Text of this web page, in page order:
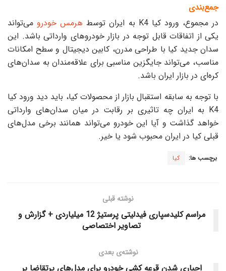
جمع‌بندی
در مجموع، ورود کیا K4 به ایران توسط
هرمس خودرو می‌تواند
یکی از اتفاقات قابل توجه در بازار خودروهای وارداتی باشد. این
سدان جدید کیا با طراحی مدرن، کابین دیجیتال و سطح امکانات
مناسب، می‌تواند جایگزین مناسبی برای علاقه‌مندان به سدان‌های
کره‌ای در بازار ایران باشد.
با توجه به سابقه استقبال بازار از محصولات کیا، باید دید ورود کیا
K4 به ایران چه تاثیری بر رقابت در میان سدان‌های وارداتی
خواهد گذاشت و آیا این خودرو می‌تواند همانند برخی مدل‌های
قبلی کیا در ایران محبوب شود یا خیر.
برچسب ها: کیا
نوشته قبلی
مراسم کلیدسپاری فیدلیتی پرستیژ 12 میلیاردی + گزارش و
تصاویر اختصاصی
نوشته‌ی بعدی
اجباری شدن قرعه‌ کشی خودرو برای مدل‌های پرتقاضا بر